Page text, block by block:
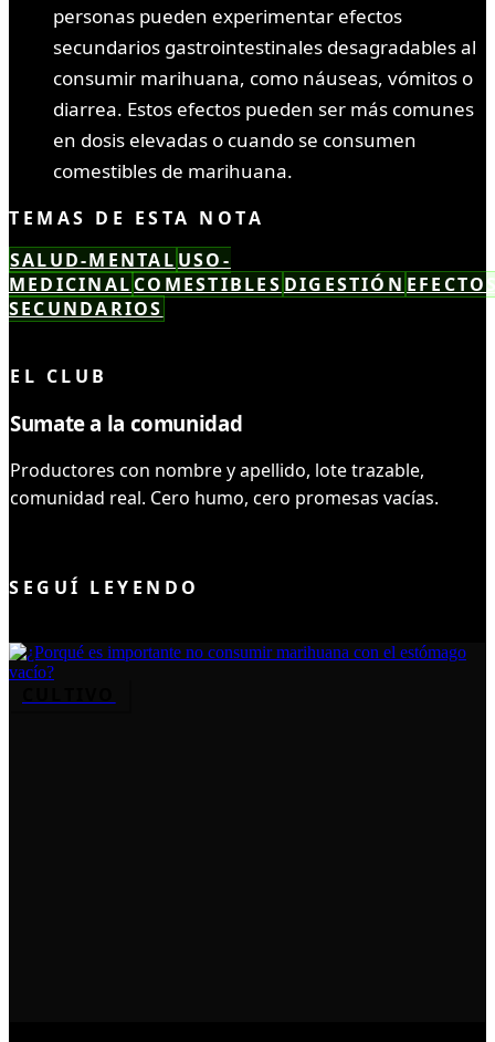
personas pueden experimentar efectos
secundarios gastrointestinales desagradables al
consumir marihuana, como náuseas, vómitos o
diarrea. Estos efectos pueden ser más comunes
en dosis elevadas o cuando se consumen
comestibles de marihuana.
TEMAS DE ESTA NOTA
SALUD-MENTAL USO-
MEDICINAL COMESTIBLES DIGESTIÓN
SECUNDARIOS
EL CLUB
Sumate a la comunidad
Productores con nombre y apellido, lote trazable,
comunidad real. Cero humo, cero promesas vacías.
SEGUÍ LEYENDO